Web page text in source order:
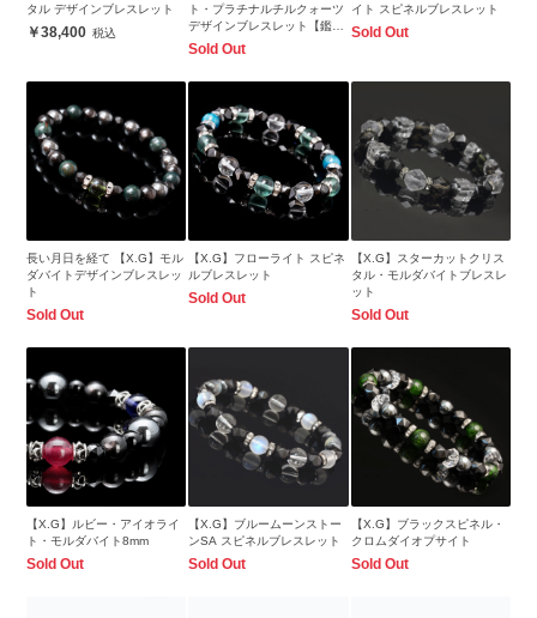
タル デザインブレスレット
38,400
ト・プラチナルチルクォーツ
デザインブレスレット【鑑別
書付き】
Sold Out
イト スピネルブレスレット
Sold Out
長い月日を経て 【X.G】モル
ダバイトデザインブレスレッ
ト
Sold Out
【X.G】フローライト スピネ
ルブレスレット
Sold Out
【X.G】スターカットクリス
タル・モルダバイトブレスレ
ット
Sold Out
【X.G】ルビー・アイオライ
ト・モルダバイト8mm
Sold Out
【X.G】ブルームーンストー
ンSA スピネルブレスレット
Sold Out
【X.G】ブラックスピネル・
クロムダイオプサイト
Sold Out